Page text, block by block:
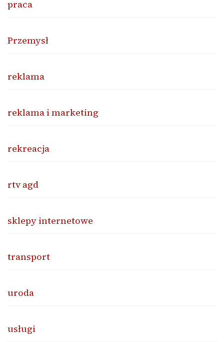
praca
Przemysł
reklama
reklama i marketing
rekreacja
rtv agd
sklepy internetowe
transport
uroda
usługi